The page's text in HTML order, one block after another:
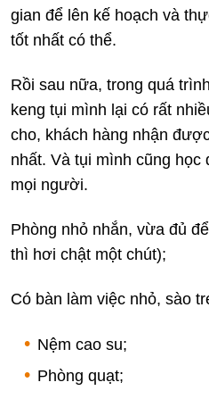
gian để lên kế hoạch và
tốt nhất có thể.
Rồi sau nữa, trong quá
keng tụi mình lại có rất
cho, khách hàng nhận
nhất. Và tụi mình cũng
mọi người.
Phòng nhỏ nhắn, vừa đủ
thì hơi chật một chút);
Có bàn làm việc nhỏ, sào
Nệm cao su;
Phòng quạt;